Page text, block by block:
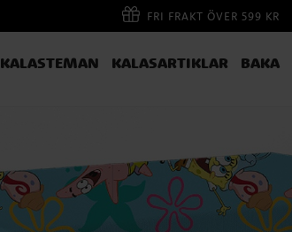
FRI FRAKT ÖVER 599 KR
KALASTEMAN KALASARTIKLAR BAKA